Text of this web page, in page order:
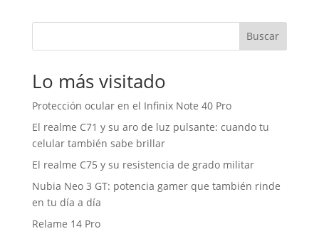
Buscar
Lo más visitado
Protección ocular en el Infinix Note 40 Pro
El realme C71 y su aro de luz pulsante: cuando tu
celular también sabe brillar
El realme C75 y su resistencia de grado militar
Nubia Neo 3 GT: potencia gamer que también rinde
en tu día a día
Relame 14 Pro